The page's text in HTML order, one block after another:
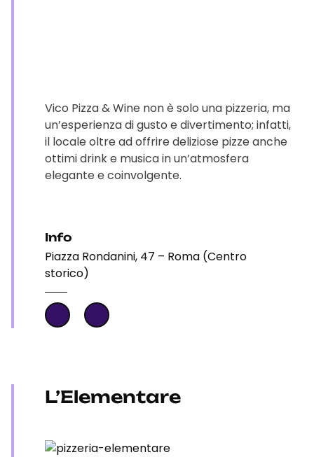
Vico Pizza & Wine non è solo una pizzeria, ma
un’esperienza di gusto e divertimento; infatti,
il locale oltre ad offrire deliziose pizze anche
ottimi drink e musica in un’atmosfera
elegante e coinvolgente.
Info
Piazza Rondanini, 47 – Roma (Centro
storico)
L’Elementare